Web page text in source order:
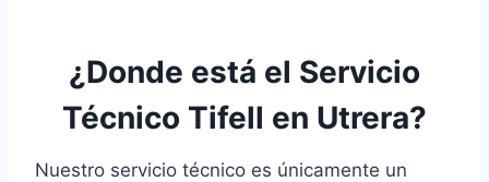
¿Donde está el Servicio
Técnico Tifell en Utrera?
Nuestro servicio técnico es únicamente un